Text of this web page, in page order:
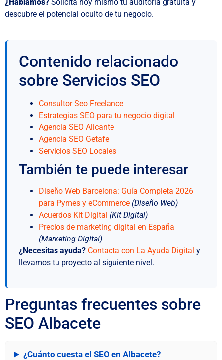
¿Hablamos? Solicita hoy mismo tu auditoría gratuita y
descubre el potencial oculto de tu negocio.
Contenido relacionado
sobre Servicios SEO
Consultor Seo Freelance
Estrategias SEO para tu negocio digital
Agencia SEO Alicante
Agencia SEO Getafe
Servicios SEO Locales
También te puede interesar
Diseño Web Barcelona: Guía Completa 2026
para Pymes y eCommerce (Diseño Web)
Acuerdos Kit Digital (Kit Digital)
Precios de marketing digital en España
(Marketing Digital)
¿Necesitas ayuda? Contacta con La Ayuda Digital y
llevamos tu proyecto al siguiente nivel.
Preguntas frecuentes sobre
SEO Albacete
¿Cuánto cuesta el SEO en Albacete?